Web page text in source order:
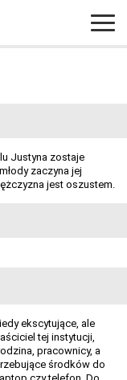
Justyna zostaje
zaczyna jej
jest oszustem.
ekscytujące, ale
tej instytucji,
pracownicy, a
środków do